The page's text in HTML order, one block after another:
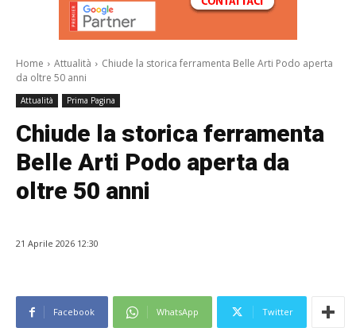
Home
Attualità
Chiude la storica ferramenta Belle Arti Podo aperta
da oltre 50 anni
Attualità Prima Pagina
Chiude la storica ferramenta
Belle Arti Podo aperta da
oltre 50 anni
21 Aprile 2026 12:30
Facebook WhatsApp Twitter